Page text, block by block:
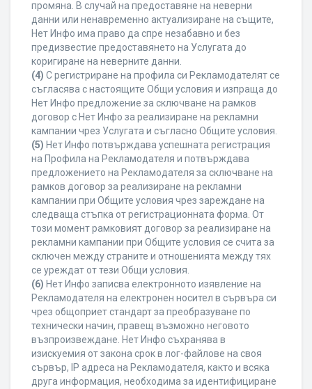
промяна. В случай на предоставяне на неверни
данни или ненавременно актуализиране на същите,
Нет Инфо има право да спре незабавно и без
предизвестие предоставянето на Услугата до
коригиране на неверните данни.
(4) С регистриране на профила си Рекламодателят се
съгласява с настоящите Общи условия и изпраща до
Нет Инфо предложение за сключване на рамков
договор с Нет Инфо за реализиране на рекламни
кампании чрез Услугата и съгласно Общите условия.
(5) Нет Инфо потвърждава успешната регистрация
на Профила на Рекламодателя и потвърждава
предложението на Рекламодателя за сключване на
рамков договор за реализиране на рекламни
кампании при Общите условия чрез зареждане на
следваща стъпка от регистрационната форма. От
този момент рамковият договор за реализиране на
рекламни кампании при Общите условия се счита за
сключен между страните и отношенията между тях
се уреждат от тези Общи условия.
(6) Нет Инфо записва електронното изявление на
Рекламодателя на електронен носител в сървъра си
чрез общоприет стандарт за преобразуване по
технически начин, правещ възможно неговото
възпроизвеждане. Нет Инфо съхранява в
изискуемия от закона срок в лог-файлове на своя
сървър, IP адреса на Рекламодателя, както и всяка
друга информация, необходима за идентифициране